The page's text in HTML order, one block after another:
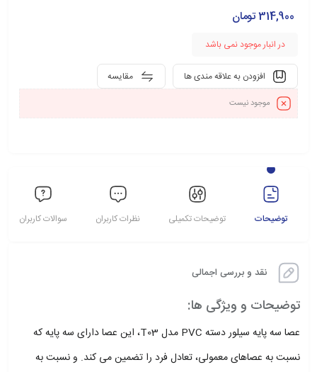
314,900تومان
در انبار موجود نمی باشد
مقایسه افزودن به علاقه مندی ها
موجود نیست
توضیحات توضیحات تکمیلی نظرات کاربران سوالات کاربران
نقد و بررسی اجمالی
توضیحات و ویژگی ها:
عصا سه پایه سیلور دسته PVC مدل T03، این عصا دارای سه پایه که
نسبت به عصاهای معمولی، تعادل فرد را تضمین می کند. و نسبت به